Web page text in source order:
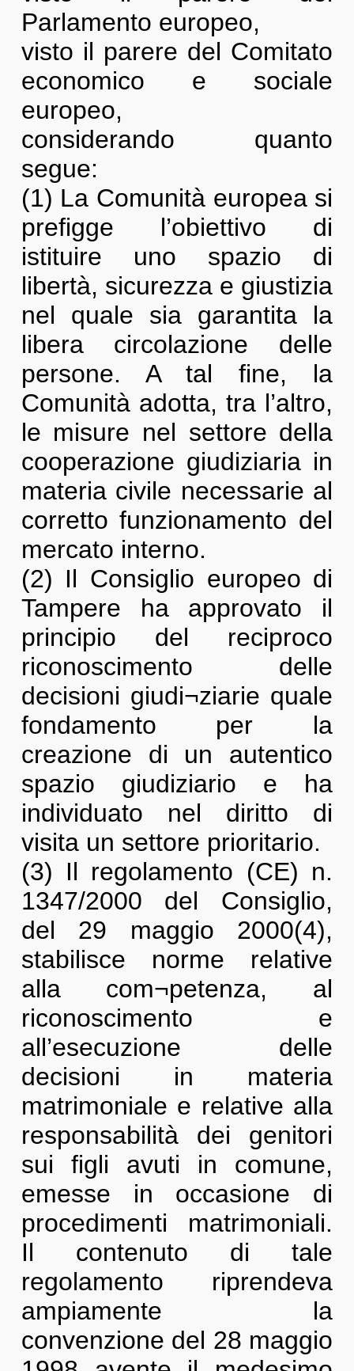
Parlamento europeo,
visto il parere del Comitato
economico e sociale
europeo,
considerando quanto
segue:
(1) La Comunità europea si
prefigge l’obiettivo di
istituire uno spazio di
libertà, sicurezza e giustizia
nel quale sia garantita la
libera circolazione delle
persone. A tal fine, la
Comunità adotta, tra l’altro,
le misure nel settore della
cooperazione giudiziaria in
materia civile necessarie al
corretto funzionamento del
mercato interno.
(2) Il Consiglio europeo di
Tampere ha approvato il
principio del reciproco
riconoscimento delle
decisioni giudi¬ziarie quale
fondamento per la
creazione di un autentico
spazio giudiziario e ha
individuato nel diritto di
visita un settore prioritario.
(3) Il regolamento (CE) n.
1347/2000 del Consiglio,
del 29 maggio 2000(4),
stabilisce norme relative
alla com¬petenza, al
riconoscimento e
all’esecuzione delle
decisioni in materia
matrimoniale e relative alla
responsabilità dei genitori
sui figli avuti in comune,
emesse in occasione di
procedimenti matrimoniali.
Il contenuto di tale
regolamento riprendeva
ampiamente la
convenzione del 28 maggio